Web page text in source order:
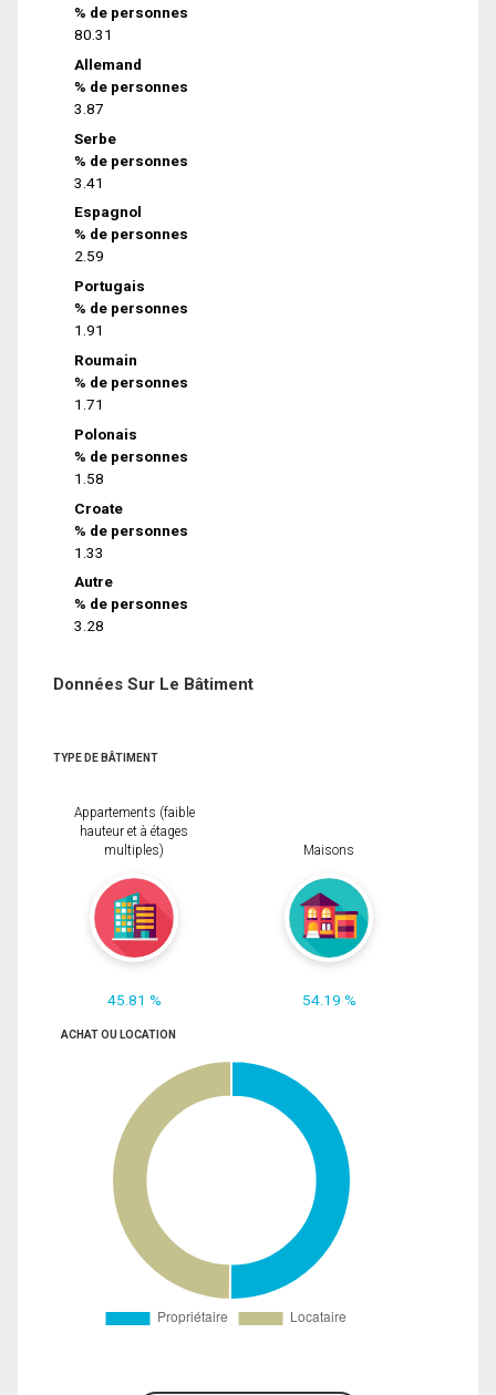
% de personnes
80.31
Allemand
% de personnes
3.87
Serbe
% de personnes
3.41
Espagnol
% de personnes
2.59
Portugais
% de personnes
1.91
Roumain
% de personnes
1.71
Polonais
% de personnes
1.58
Croate
% de personnes
1.33
Autre
% de personnes
3.28
Données Sur Le Bâtiment
TYPE DE BÂTIMENT
Appartements (faible
hauteur et à étages
multiples)
45.81 %
Maisons
54.19 %
ACHAT OU LOCATION